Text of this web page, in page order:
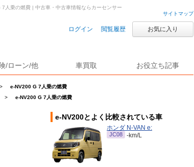
サイトマップ
ログイン 閲覧履歴 お気に入り
/ローン/他 車買取 お役立ち記事
>
e-NV200 G 7人乗の燃費
> e-NV200 G 7人乗の燃費
7人乗の燃費 | 中古車・中古車情報ならカーセンサー
e-NV200とよく比較されている車
ホンダ N-VAN e:
JC08 -km/L